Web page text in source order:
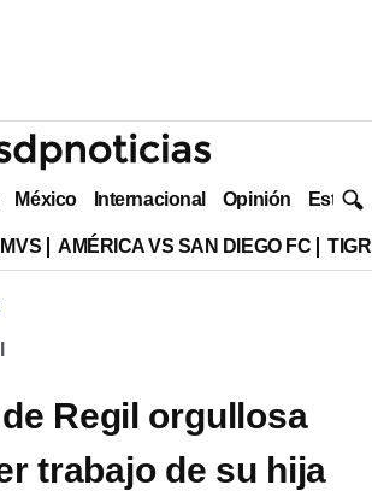
México Internacional Opinión Estilo
AMÉRICA VS SAN DIEGO FC
Regil orgullosa
trabajo de su hija